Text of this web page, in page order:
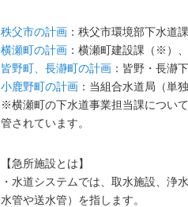
秩父市の計画 ：秩父市環境部下水道
横瀬町の計画 ：横瀬町建設課（※）
皆野町、長瀞町の計画 ：皆野・長瀞
小鹿野町の計画 ：当組合水道局（単独
※横瀬町の下水道事業担当課につい
管されています。
【急所施設とは】
・水道システムでは、取水施設、浄
水管や送水管）を指します。